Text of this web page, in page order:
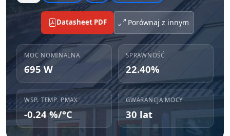
Datasheet PDF Porównaj z innym
MOC NOMINALNA
695 W
SPRAWNOŚĆ
22.40%
WSP. TEMP. PMAX
-0.24 %/°C
GWARANCJA MOCY
30 lat